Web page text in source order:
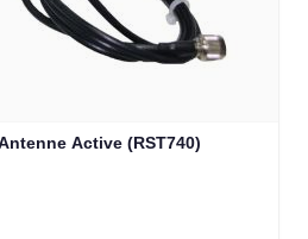
Active (RST740)